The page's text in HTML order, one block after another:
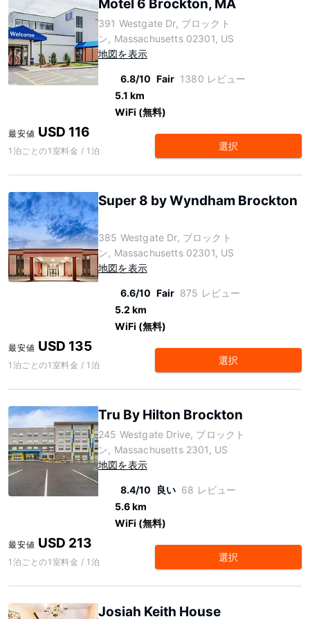
Motel 6 Brockton, MA
391 Westgate Dr, ブロックト
ン, Massachusetts 02301, US
地図を表示
6.8/10 Fair 1380 レビュー
5.1 km
WiFi (無料)
最安値 USD 116
1泊ごとの1室料金 / 1泊 選択
Super 8 by Wyndham Brockton
385 Westgate Dr, ブロックト
ン, Massachusetts 02301, US
地図を表示
6.6/10 Fair 875 レビュー
5.2 km
WiFi (無料)
最安値 USD 135
1泊ごとの1室料金 / 1泊 選択
Tru By Hilton Brockton
245 Westgate Drive, ブロックト
ン, Massachusetts 2301, US
地図を表示
8.4/10 良い 68 レビュー
5.6 km
WiFi (無料)
最安値 USD 213
1泊ごとの1室料金 / 1泊 選択
Josiah Keith House